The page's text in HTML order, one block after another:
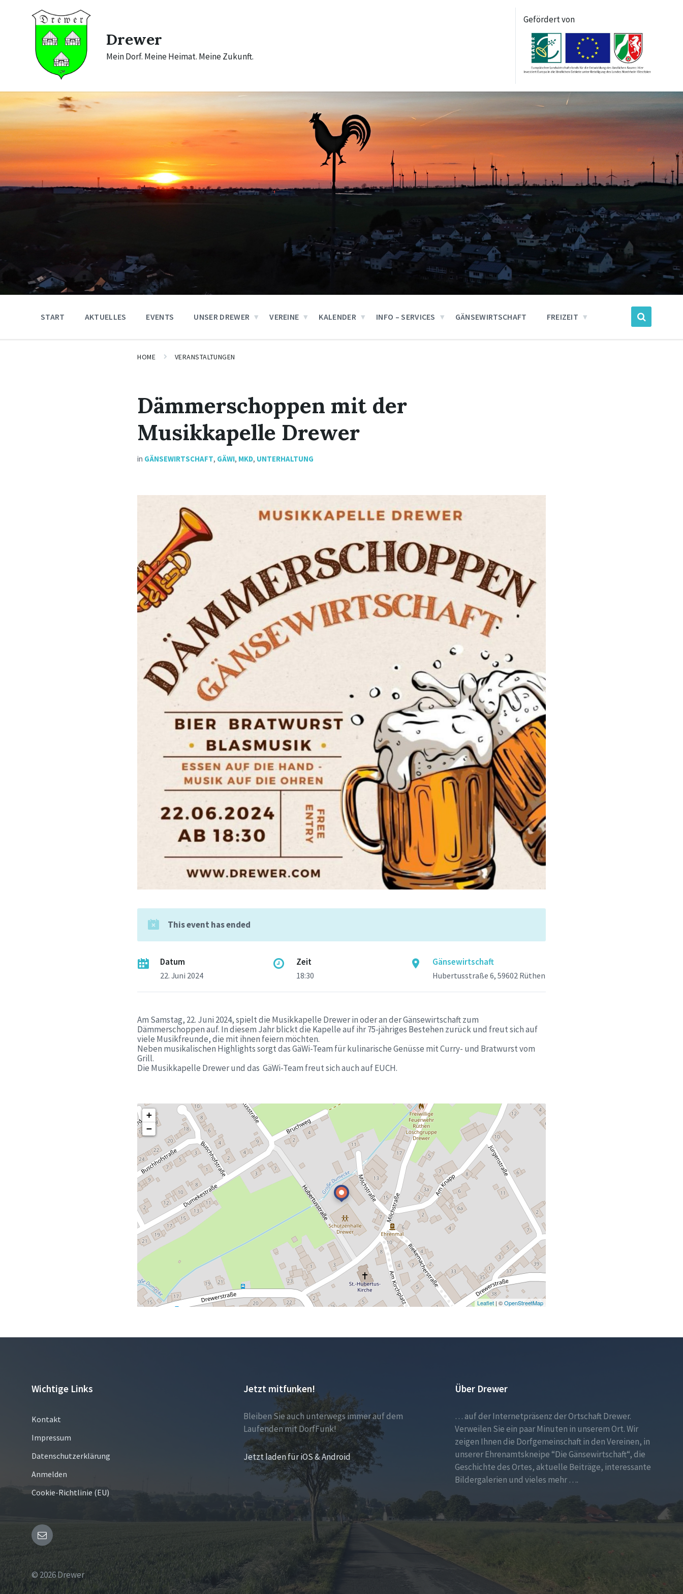
Drewer
Mein Dorf. Meine Heimat. Meine Zukunft.
Gefördert von
START AKTUELLES EVENTS UNSER DREWER VEREINE KALENDER INFO – SERVICES GÄNSEWIRTSCHAFT FREIZEIT
HOME VERANSTALTUNGEN
Dämmerschoppen mit der
Musikkapelle Drewer
in GÄNSEWIRTSCHAFT, GÄWI, MKD, UNTERHALTUNG
This event has ended
Datum
22. Juni 2024
Zeit
18:30
Gänsewirtschaft
Hubertusstraße 6, 59602 Rüthen
Am Samstag, 22. Juni 2024, spielt die Musikkapelle Drewer in oder an der Gänsewirtschaft zum
Dämmerschoppen auf. In diesem Jahr blickt die Kapelle auf ihr 75-jähriges Bestehen zurück und freut sich auf
viele Musikfreunde, die mit ihnen feiern möchten.
Neben musikalischen Highlights sorgt das GäWi-Team für kulinarische Genüsse mit Curry- und Bratwurst vom
Grill.
Die Musikkapelle Drewer und das GäWi-Team freut sich auch auf EUCH.
+
−
Leaflet| ©OpenStreetMap
Wichtige Links
Kontakt
Impressum
Datenschutzerklärung
Anmelden
Cookie-Richtlinie (EU)
Jetzt mitfunken!
Bleiben Sie auch unterwegs immer auf dem
Laufenden mit DorfFunk!
Jetzt laden für iOS & Android
Über Drewer
… auf der Internetpräsenz der Ortschaft Drewer.
Verweilen Sie ein paar Minuten in unserem Ort. Wir
zeigen Ihnen die Dorfgemeinschaft in den Vereinen, in
unserer Ehrenamtskneipe “Die Gänsewirtschaft“, die
Geschichte des Ortes, aktuelle Beiträge, interessante
Bildergalerien und vieles mehr ….
Email
© 2026 Drewer